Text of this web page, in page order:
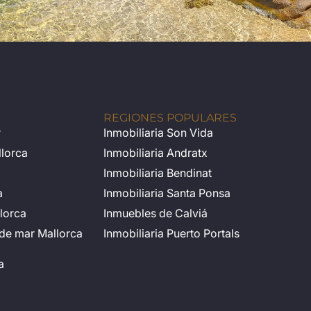
mar Mallorca
REGIONES POPULARES
Inmobiliaria Son Vida
Inmobiliaria Andratx
Inmobiliaria Bendinat
Inmobiliaria Santa Ponsa
Inmuebles de Calviá
Inmobiliaria Puerto Portals